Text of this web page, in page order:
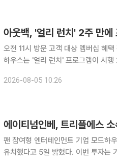
아웃백, '얼리 런치' 2주 만
오전 11시 방문 고객 대상 멤버십 혜택 강화
하우스는 '얼리 런치' 프로그램이 시
16일부터 9월 30일까지 운영된다. 오
2026-08-05 10:26
에이티넘인베, 트리플에스
팬 참여형 엔터테인먼트 기업 모드하우
유치했다고 5일 밝혔다. 이번 투자는